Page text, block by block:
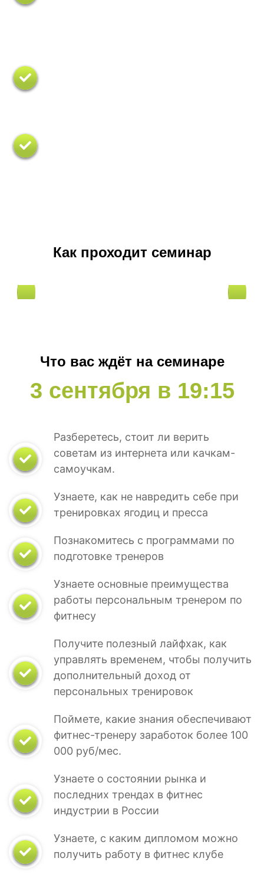
Как проходит семинар
Что вас ждёт на семинаре
3 сентября в 19:15
Разберетесь, стоит ли верить
советам из интернета или качкам-
самоучкам.
Узнаете, как не навредить себе при
тренировках ягодиц и пресса
Познакомитесь с программами по
подготовке тренеров
Узнаете основные преимущества
работы персональным тренером по
фитнесу
Получите полезный лайфхак, как
управлять временем, чтобы получить
дополнительный доход от
персональных тренировок
Поймете, какие знания обеспечивают
фитнес-тренеру заработок более 100
000 руб/мес.
Узнаете о состоянии рынка и
последних трендах в фитнес
индустрии в России
Узнаете, с каким дипломом можно
получить работу в фитнес клубе